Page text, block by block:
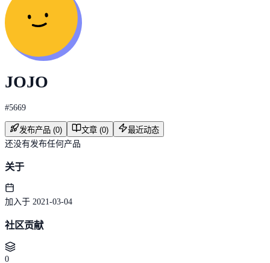
JOJO
#5669
发布产品 (0) 文章 (0)
最近动态
还没有发布任何产品
关于
加入于 2021-03-04
社区贡献
0